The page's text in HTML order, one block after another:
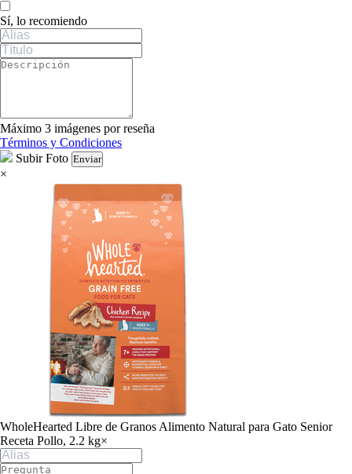
Sí, lo recomiendo
Máximo 3 imágenes por reseña
Términos y Condiciones
Subir Foto Enviar
×
WholeHearted Libre de Granos Alimento Natural para Gato Senior
Receta Pollo, 2.2 kg×